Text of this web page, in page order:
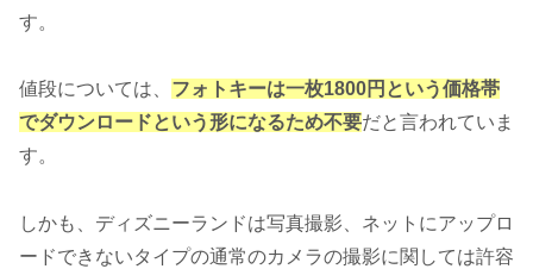
す。
値段については、 フォトキーは一枚1800円という価格帯
でダウンロードという形になるため不要だと言われていま
す。
しかも、ディズニーランドは写真撮影、ネットにアップロ
ードできないタイプの通常のカメラの撮影に関しては許容